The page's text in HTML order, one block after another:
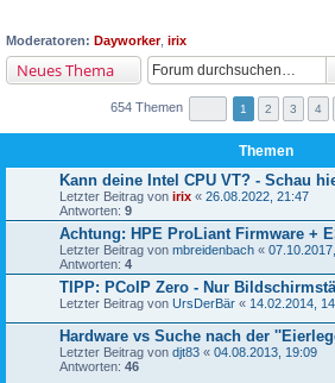
Moderatoren: Dayworker, irix
Neues Thema
654 Themen 1 2 3 4
Themen
Kann deine Intel CPU VT? - Schau
Letzter Beitrag von irix « 26.08.2022, 21:47
Antworten: 9
Achtung: HPE ProLiant Firmware +
Letzter Beitrag von mbreidenbach «
Antworten: 4
TIPP: PCoIP Zero - Nur
Letzter Beitrag von UrsDerBär « 14.02.2014,
Hardware vs Suche nach der
Letzter Beitrag von djt83 « 04.08.2013, 19:09
Antworten: 46